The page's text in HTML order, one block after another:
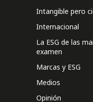
Intangible pero
Internacional
La ESG de las
examen
Marcas y ESG
Medios
Opinión